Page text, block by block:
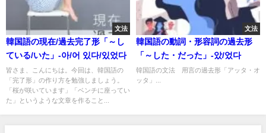
文法
韓国語の現在/過去完了形「～し
ている/いた」-아/어 있다/있었다
皆さま、こんにちは。今回は、韓国語の
「完了形」の作り方を勉強しましょう。
「桜が咲いています」「ベンチに座ってい
た」というような文章を作ること...
文法
韓国語の動詞・形容詞の過去形
「～した・だった」-았/었다
韓国語の文法 用言の過去形「アッタ・オ
ッタ」...